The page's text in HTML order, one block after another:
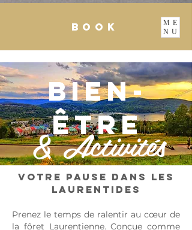
ME
NU
BOOK
Bien-
être
& Activités
Votre pause dans les
Laurentides
Prenez le temps de ralentir au cœur de
la fôret Laurentienne. Conçue comme